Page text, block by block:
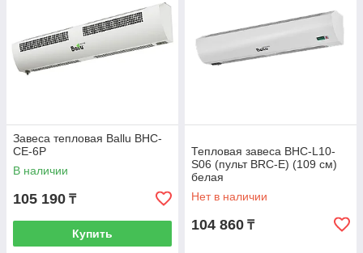
Завеса тепловая Ballu BHC-
CE-6Р
В наличии
105 190 ₸
Купить
Тепловая завеса BHC-L10-
S06 (пульт BRC-E) (109 см)
белая
Нет в наличии
104 860 ₸